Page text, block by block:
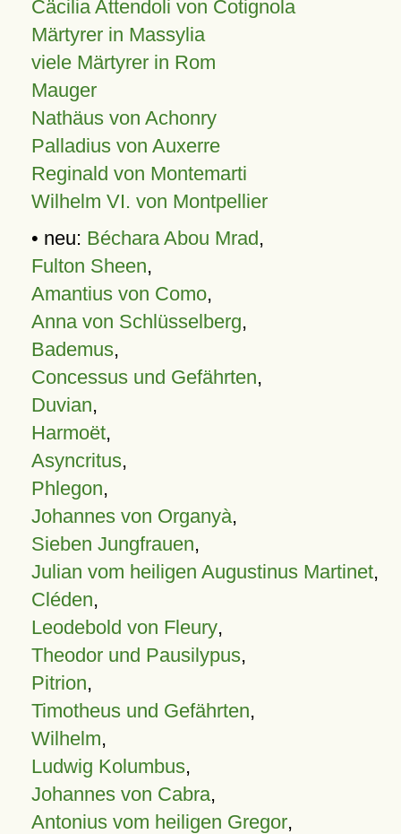
Cäcilia Attendoli von Cotignola
Märtyrer in Massylia
viele Märtyrer in Rom
Mauger
Nathäus von Achonry
Palladius von Auxerre
Reginald von Montemarti
Wilhelm VI. von Montpellier
• neu: Béchara Abou Mrad,
Fulton Sheen,
Amantius von Como,
Anna von Schlüsselberg,
Bademus,
Concessus und Gefährten,
Duvian,
Harmoët,
Asyncritus,
Phlegon,
Johannes von Organyà,
Sieben Jungfrauen,
Julian vom heiligen Augustinus Martinet,
Cléden,
Leodebold von Fleury,
Theodor und Pausilypus,
Pitrion,
Timotheus und Gefährten,
Wilhelm,
Ludwig Kolumbus,
Johannes von Cabra,
Antonius vom heiligen Gregor,